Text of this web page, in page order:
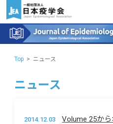
Top ニュース
ニュース
2014.12.03
Volume 25か